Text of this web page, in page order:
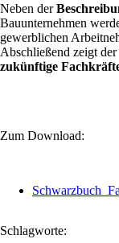
Neben der
Bauunternehmen
gewerblichen
Abschließend zeigt der
zukünftige
Zum Download:
Schlagworte: